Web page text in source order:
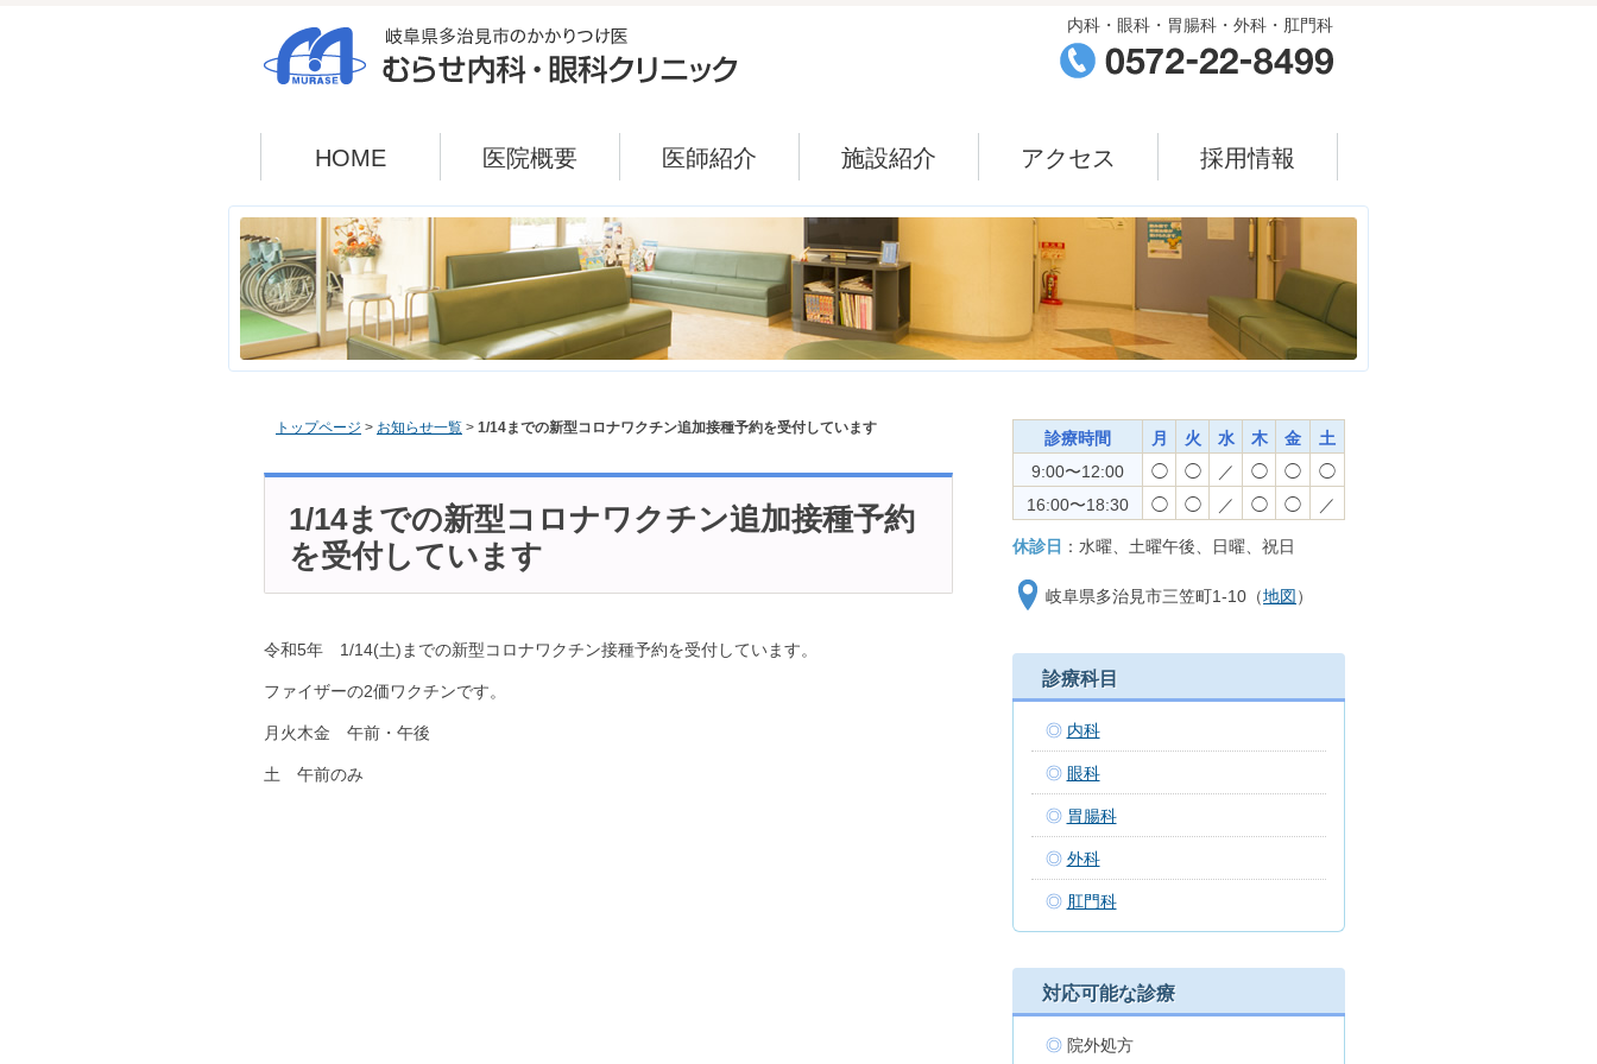
内科・眼科・胃腸科・外科・肛門科
HOME 医院概要 医師紹介 施設紹介 アクセス 採用情報
トップページ > お知らせ一覧 > 1/14までの新型コロナワクチン追加接種予約を受付しています
1/14までの新型コロナワクチン追加接種予約
を受付しています
令和5年 1/14(土)までの新型コロナワクチン接種予約を受付しています。
ファイザーの2価ワクチンです。
月火木金 午前・午後
土 午前のみ
診療時間 月 火 水 木 金
土
9:00〜12:00
◯ ◯ ／ ◯ ◯
◯
16:00〜18:30
◯ ◯ ／ ◯ ◯ ／
休診日 ：水曜、土曜午後、日曜、祝日
岐阜県多治見市三笠町1-10（地図 ）
診療科目
内科
眼科
胃腸科
外科
肛門科
対応可能な診療
院外処方